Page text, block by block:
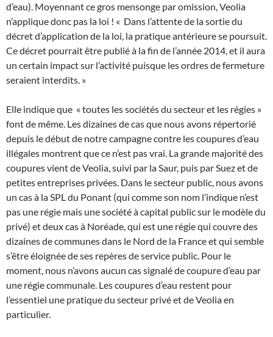
d’eau). Moyennant ce gros mensonge par omission, Veolia
n’applique donc pas la loi ! « Dans l’attente de la sortie du
décret d’application de la loi, la pratique antérieure se poursuit.
Ce décret pourrait être publié à la fin de l’année 2014, et il aura
un certain impact sur l’activité puisque les ordres de fermeture
seraient interdits. »
Elle indique que « toutes les sociétés du secteur et les régies »
font de même. Les dizaines de cas que nous avons répertorié
depuis le début de notre campagne contre les coupures d’eau
illégales montrent que ce n’est pas vrai. La grande majorité des
coupures vient de Veolia, suivi par la Saur, puis par Suez et de
petites entreprises privées. Dans le secteur public, nous avons
un cas à la SPL du Ponant (qui comme son nom l’indique n’est
pas une régie mais une société à capital public sur le modèle du
privé) et deux cas à Noréade, qui est une régie qui couvre des
dizaines de communes dans le Nord de la France et qui semble
s’être éloignée de ses repères de service public. Pour le
moment, nous n’avons aucun cas signalé de coupure d’eau par
une régie communale. Les coupures d’eau restent pour
l’essentiel une pratique du secteur privé et de Veolia en
particulier.